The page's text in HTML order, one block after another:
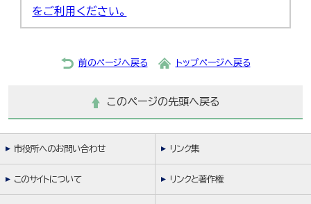
をご利用ください。
前のページへ戻る トップページへ戻る
このページの先頭へ戻る
市役所へのお問い合わせ リンク集
このサイトについて リンクと著作権